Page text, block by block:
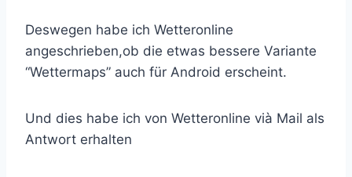
Deswegen habe ich Wetteronline
angeschrieben,ob die etwas bessere Variante
“Wettermaps” auch für Android erscheint.
Und dies habe ich von Wetteronline vià Mail als
Antwort erhalten